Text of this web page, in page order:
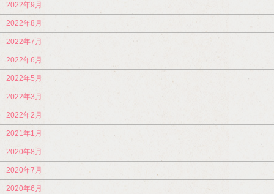
2022年9月
2022年8月
2022年7月
2022年6月
2022年5月
2022年3月
2022年2月
2021年1月
2020年8月
2020年7月
2020年6月